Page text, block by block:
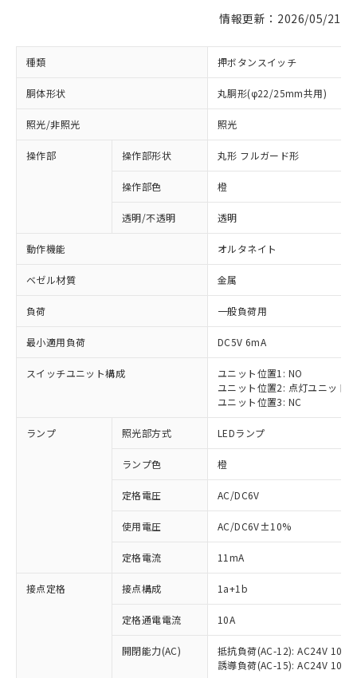
情報更新：2026/05/21
種類 押ボタンスイッチ
胴体形状 丸胴形(φ22/25mm共用)
照光/非照光 照光
操作部 操作部形状 丸形 フルガード形
操作部色 橙
透明/不透明 透明
動作機能 オルタネイト
ベゼル材質 金属
負荷 一般負荷用
最小適用負荷 DC5V 6mA
スイッチユニット構成
ユニット位置1: NO
ユニット位置2: 点灯ユニット
ユニット位置3: NC
ランプ 照光部方式 LEDランプ
ランプ色 橙
定格電圧 AC/DC6V
使用電圧 AC/DC6V±10%
定格電流 11mA
接点定格 接点構成 1a+1b
定格通電電流 10A
開閉能力(AC)
抵抗負荷(AC-12): AC24V 10A/
誘導負荷(AC-15): AC24V
ご利用条件
ご利用ください。
非含有に対応した製品が提供可能な商品で
有に対応した製品に切り替える予定のある
対応予定なし：EU RoHS指令（10物質）の
非含有に非対応の商品で、対応品を出す予
定はありません。
調査・確認中：EU RoHS指令（10物質）の